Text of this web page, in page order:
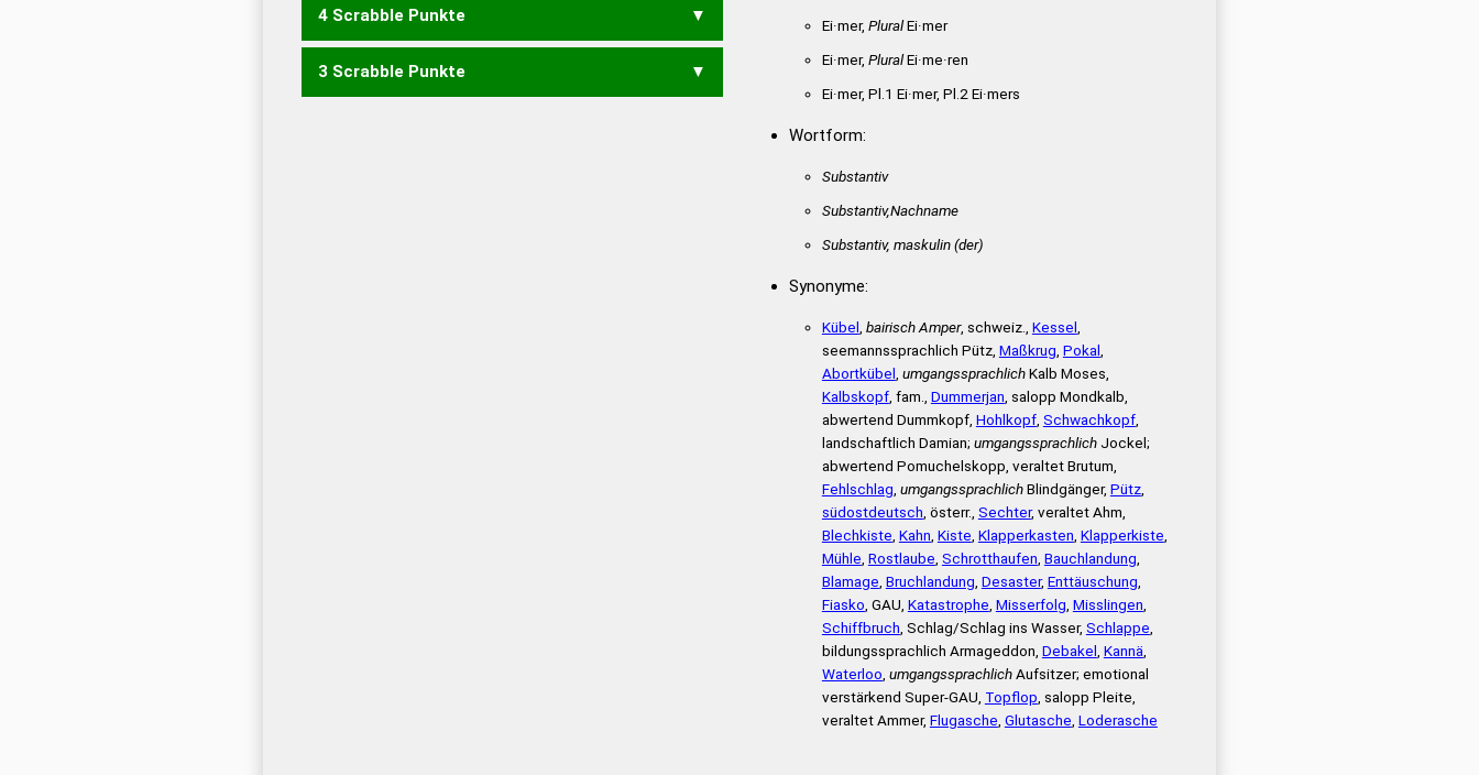
MIR
4 Scrabble Punkte
EIER EIRE
3 Scrabble Punkte
Ei·mer, PluralEi·mer
Ei·mer, PluralEi·me·ren
Ei·mer, Pl.1 Ei·mer, Pl.2 Ei·mers
Wortform:
Substantiv
Substantiv,Nachname
Substantiv, maskulin(der)
Synonyme:
Kübel bairisch Amper, schweiz., Kessel
seemannssprachlich Pütz, Maßkrug Pokal
Abortkübel umgangssprachlichKalb Moses,
Kalbskopf, fam., Dummerjan , salopp Mondkalb,
abwertend Dummkopf, Hohlkopf, Schwachkopf,
landschaftlich Damian; umgangssprachlichJockel;
abwertend Pomuchelskopp, veraltet Brutum,
Fehlschlag umgangssprachlichBlindgänger, Pütz,
südostdeutsch , österr., Sechter, veraltet Ahm,
Blechkiste Kahn Kiste Klapperkasten Klapperkiste
Mühle Rostlaube Schrotthaufen Bauchlandung
Blamage Bruchlandung Desaster, Enttäuschung
Fiasko , GAU, Katastrophe Misserfolg Misslingen
Schiffbruch , Schlag/Schlag ins Wasser, Schlappe
bildungssprachlich Armageddon, Debakel Kannä
Waterloo umgangssprachlichAufsitzer; emotional
verstärkend Super-GAU, Topflop , salopp Pleite,
veraltet Ammer, Flugasche Glutasche Loderasche